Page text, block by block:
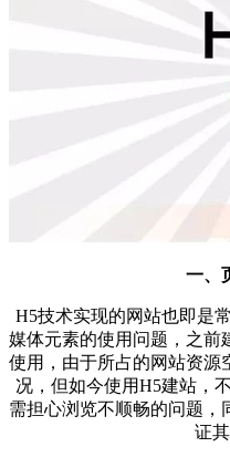
一、
H5技术实现的网站也即是
媒体元素的使用问题，之前
使用，由于所占的网站资源
况，但如今使用H5建站，
需担心浏览不顺畅的问题，
证